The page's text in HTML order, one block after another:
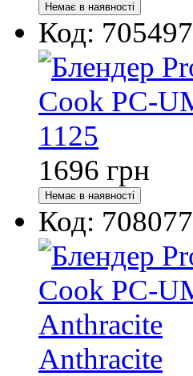
Код: 705497
1696 грн
Код: 708077
Anthracite